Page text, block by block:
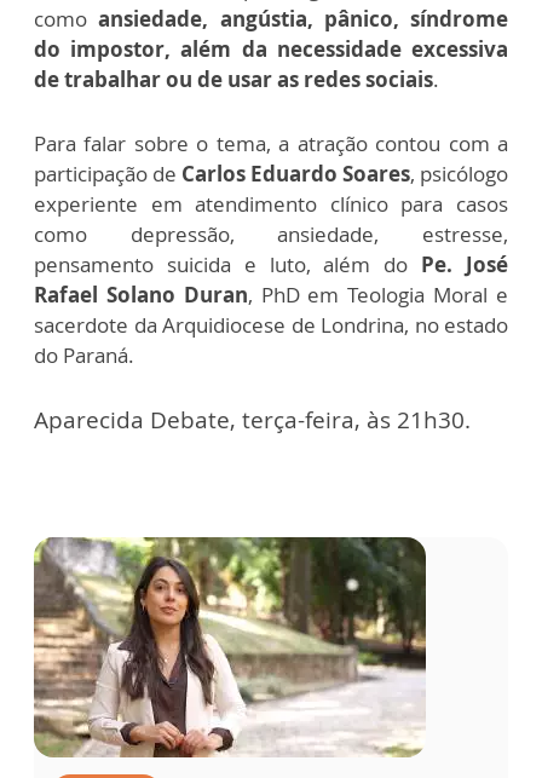
comoansiedade, angústia, pânico, síndrome
do impostor, além da necessidade excessiva
de trabalhar ou de usar as redes sociais.
Para falar sobre o tema, a atração contou com a
participação de Carlos Eduardo Soares, psicólogo
experiente em atendimento clínico para casos
como depressão, ansiedade, estresse,
pensamento suicida e luto, além do Pe. José
Rafael Solano Duran, PhD em Teologia Moral e
sacerdote da Arquidiocese de Londrina, no estado
do Paraná.
Aparecida Debate, terça-feira, às 21h30.